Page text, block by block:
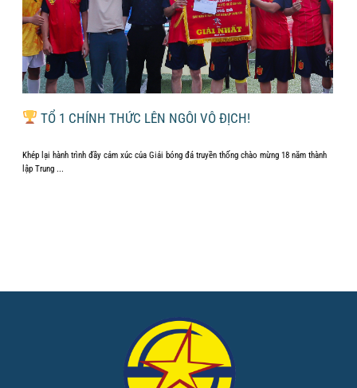
TỔ 1 CHÍNH THỨC LÊN NGÔI VÔ ĐỊCH!
Khép lại hành trình đầy cảm xúc của Giải bóng đá truyền thống chào mừng 18 năm thành
lập Trung ...